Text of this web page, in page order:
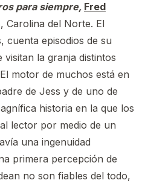
para siempre, Fred
Carolina del Norte. El
cuenta episodios de su
visitan la granja distintos
motor de muchos está en
de Jess y de uno de
historia en la que los
lector por medio de un
una ingenuidad
primera percepción de
no son fiables del todo,